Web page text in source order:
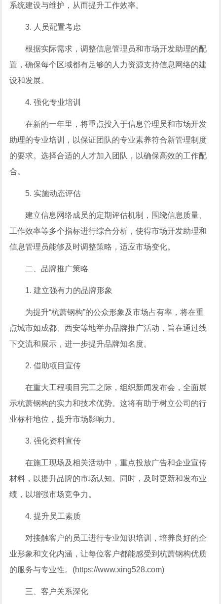
系统建设与维护，从而提升工作效率。
3. 人员配置考虑
根据实际需求，调整信息管理员和市场开发助理的配
置，确保每个区域都有足够的人力资源支持信息网络的建
设和发展。
4. 强化专业培训
在新的一年里，将重点投入于信息管理员和市场开发
助理的专业培训，以保证团队的专业素养符合新管理制度
的要求。选择合适的人才加入团队，以确保高效的工作配
合。
5. 实施动态评估
建立信息网络成员的定期评估机制，围绕信息质量、
工作效率等多个指标进行综合分析，使得市场开发助理和
信息管理员能够及时调整策略，适应市场变化。
二、品牌推广策略
1. 建立强有力的品牌形象
为提升“杭萧钢构”的公众形象及市场占有率，将在重
点城市如成都、西安等地举办品牌推广活动，旨在通过线
下交流和展示，进一步提升品牌知名度。
2. 借助项目宣传
在重大工程项目完工之际，组织新闻发布会，全面展
示杭萧钢构的实力和技术优势。这将有助于树立公司的行
业标杆地位，提升市场影响力。
3. 强化资料宣传
在施工现场及相关活动中，重点投放广告和企业宣传
材料，以提升品牌的市场认知。同时，及时更新和发布业
绩，以增强市场竞争力。
4. 提升员工素质
对接触客户的员工进行专业知识培训，培养良好的企
业形象和文化内涵，让每位客户都能感受到杭萧钢构优质
的服务与专业性。(https://www.xing528.com)
三、客户关系深化